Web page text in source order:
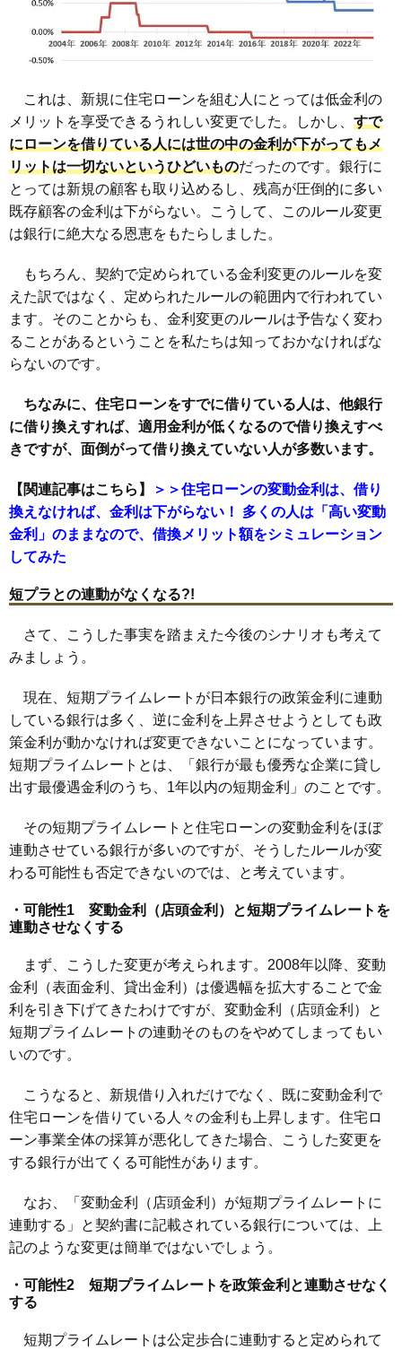
これは、新規に住宅ローンを組む人にとっては低金利の
メリットを享受できるうれしい変更でした。しかし、 すで
にローンを借りている人には世の中の金利が下がってもメ
リットは一切ないというひどいものだったのです。銀行に
とっては新規の顧客も取り込めるし、残高が圧倒的に多い
既存顧客の金利は下がらない。こうして、このルール変更
は銀行に絶大なる恩恵をもたらしました。
もちろん、契約で定められている金利変更のルールを変
えた訳ではなく、定められたルールの範囲内で行われてい
ます。そのことからも、金利変更のルールは予告なく変わ
ることがあるということを私たちは知っておかなければな
らないのです。
ちなみに、住宅ローンをすでに借りている人は、他銀行
に借り換えすれば、適用金利が低くなるので借り換えすべ
きですが、面倒がって借り換えていない人が多数います。
【関連記事はこちら】
＞＞住宅ローンの変動金利は、借り
換えなければ、金利は下がらない！ 多くの人は「高い変動
金利」のままなので、借換メリット額をシミュレーション
してみた
短プラとの連動がなくなる?!
さて、こうした事実を踏まえた今後のシナリオも考えて
みましょう。
現在、短期プライムレートが日本銀行の政策金利に連動
している銀行は多く、逆に金利を上昇させようとしても政
策金利が動かなければ変更できないことになっています。
短期プライムレートとは、「銀行が最も優秀な企業に貸し
出す最優遇金利のうち、1年以内の短期金利」のことです。
その短期プライムレートと住宅ローンの変動金利をほぼ
連動させている銀行が多いのですが、そうしたルールが変
わる可能性も否定できないのでは、と考えています。
・可能性1 変動金利（店頭金利）と短期プライムレートを
連動させなくする
まず、こうした変更が考えられます。2008年以降、変動
金利（表面金利、貸出金利）は優遇幅を拡大することで金
利を引き下げてきたわけですが、変動金利（店頭金利）と
短期プライムレートの連動そのものをやめてしまってもい
いのです。
こうなると、新規借り入れだけでなく、既に変動金利で
住宅ローンを借りている人々の金利も上昇します。住宅ロ
ーン事業全体の採算が悪化してきた場合、こうした変更を
する銀行が出てくる可能性があります。
なお、「変動金利（店頭金利）が短期プライムレートに
連動する」と契約書に記載されている銀行については、上
記のような変更は簡単ではないでしょう。
・可能性2 短期プライムレートを政策金利と連動させなく
する
短期プライムレートは公定歩合に連動すると定められて